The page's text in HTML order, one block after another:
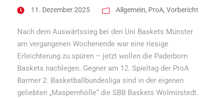
11. Dezember 2025 Allgemein, ProA, Vorbericht
Nach dem Auswärtssieg bei den Uni Baskets Münster
am vergangenen Wochenende war eine riesige
Erleichterung zu spüren – jetzt wollen die Paderborn
Baskets nachlegen. Gegner am 12. Spieltag der ProA
Barmer 2. Basketballbundesliga sind in der eigenen
geliebten „Maspernhölle“ die SBB Baskets Wolmirstedt.